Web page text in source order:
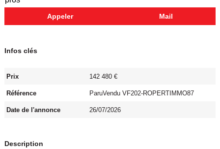
Appeler Mail
Infos clés
Prix 142 480 €
Référence ParuVendu VF202-ROPERTIMMO87
Date de l'annonce 26/07/2026
Description